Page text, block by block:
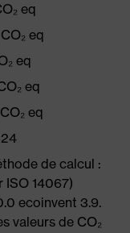
eq
eq
eq
eq
eq
de calcul :
ISO 14067)
ecoinvent 3.9.
valeurs de CO₂